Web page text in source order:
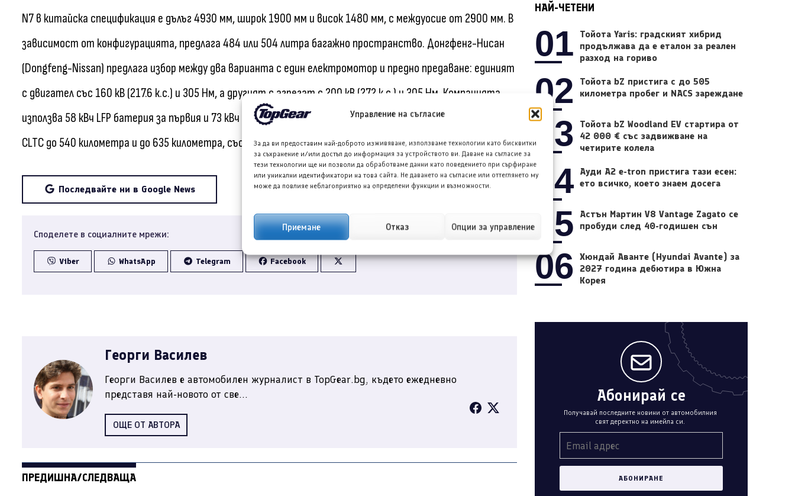
Управление на съгласие
За да ви предоставим най-доброто изживяване, използваме технологии като бисквитки
за съхранение и/или достъп до информация за устройството ви. Даване на съгласие за
тези технологии ще ни позволи да обработваме данни като поведението при сърфиране
или уникални идентификатори на това сайта. Не даването на съгласие или оттеглянето му
може да повлияе неблагоприятно на определени функции и възможности.
Приемане Отказ Опции за управление
N7 в китайска спецификация е дълъг 4930 мм, широк 1900 мм и висок 1480 мм, с междуосие от 2900 мм. В
зависимост от конфигурацията, предлага 484 или 504 литра багажно пространство. Донгфенг-Нисан
(Dongfeng-Nissan) предлага избор между два варианта с един електромотор и предно предаване: единият
с двигател със 160 кВ (217.6 к.с.) и 305 Нм, а другият с агрегат с 200 кВ (272 к.с.) и 305 Нм. Компанията
използва 58 кВч LFP батерия за първия и 73 кВч LFP батерия за втория. Те осигуряват пробег по цикъла
CLTC до 540 километра и до 635 километра, съответно.
Последвайте ни в Google News
Споделете в социалните мрежи:
Viber WhatsApp Telegram Facebook
Георги Василев
Георги Василев е автомобилен журналист в TopGear.bg, където ежедневно
представя най-новото от све...
ОЩЕ ОТ АВТОРА
ПРЕДИШНА/СЛЕДВАЩА
НАЙ-ЧЕТЕНИ
01
Тойота Yaris: градският хибрид
продължава да е еталон за реален
разход на гориво
02
Тойота bZ пристига с до 505
километра пробег и NACS зареждане
03
Тойота bZ Woodland EV стартира от
42 000 € със задвижване на
четирите колела
04 Ауди A2 e-tron пристига тази есен:
ето всичко, което знаем досега
05
Астън Мартин V8 Vantage Zagato се
пробуди след 40-годишен сън
06 Хюндай Аванте (Hyundai Avante) за
2027 година дебютира в Южна
Корея
Абонирай се
Получавай последните новини от автомобилния
свят деректно на имейла си.